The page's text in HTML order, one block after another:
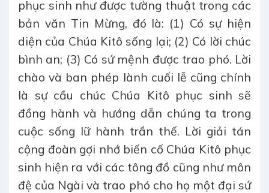
phục sinh như được tường thuật trong các
bản văn Tin Mừng, đó là: (1) Có sự hiện
diện của Chúa Kitô sống lại; (2) Có lời chúc
bình an; (3) Có sứ mệnh được trao phó. Lời
chào và ban phép lành cuối lễ cũng chính
là sự cầu chúc Chúa Kitô phục sinh sẽ
đồng hành và hướng dẫn chúng ta trong
cuộc sống lữ hành trần thế. Lời giải tán
cộng đoàn gợi nhớ biến cố Chúa Kitô phục
sinh hiện ra với các tông đồ cũng như môn
đệ của Ngài và trao phó cho họ một đại sứ